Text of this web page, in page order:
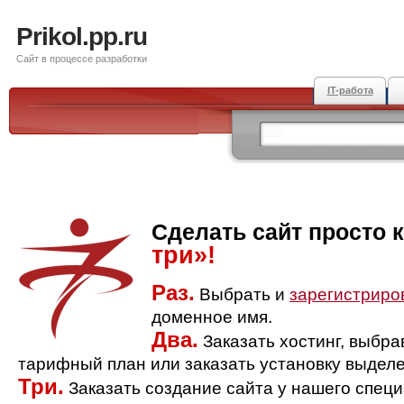
Prikol.pp.ru
Сайт в процессе разработки
IT-работа
Сделать сайт просто
три»!
Раз. Выбрать и
доменное имя.
Два. Заказать хостинг,
тарифный план или заказать установку
Три. Заказать создание сайта у нашего